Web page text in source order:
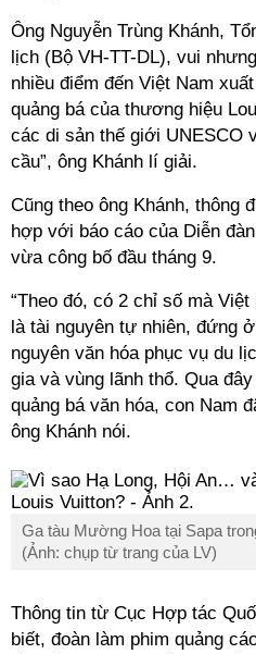
Ông Nguyễn Trùng Khánh,
lịch (Bộ VH-TT-DL), vui
nhiều điểm đến Việt Nam
quảng bá của thương hiệu
các di sản thế giới UNESCO
cầu”, ông Khánh lí giải.
Cũng theo ông Khánh, thông
hợp với báo cáo của Diễn
vừa công bố đầu tháng 9.
“Theo đó, có 2 chỉ số mà
là tài nguyên tự nhiên, đứng
nguyên văn hóa phục vụ du
gia và vùng lãnh thổ. Qua
quảng bá văn hóa, con Nam
ông Khánh nói.
Ga tàu Mường Hoa tại Sapa
(Ảnh: chụp từ trang của LV)
Thông tin từ Cục Hợp tác
biết, đoàn làm phim quảng